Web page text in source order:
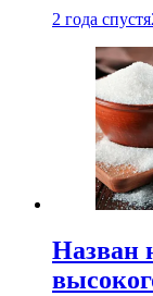
2 года спустя
Назван